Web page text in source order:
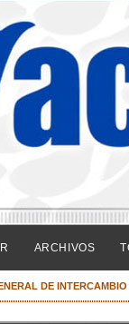
ARCHIVOS
DE